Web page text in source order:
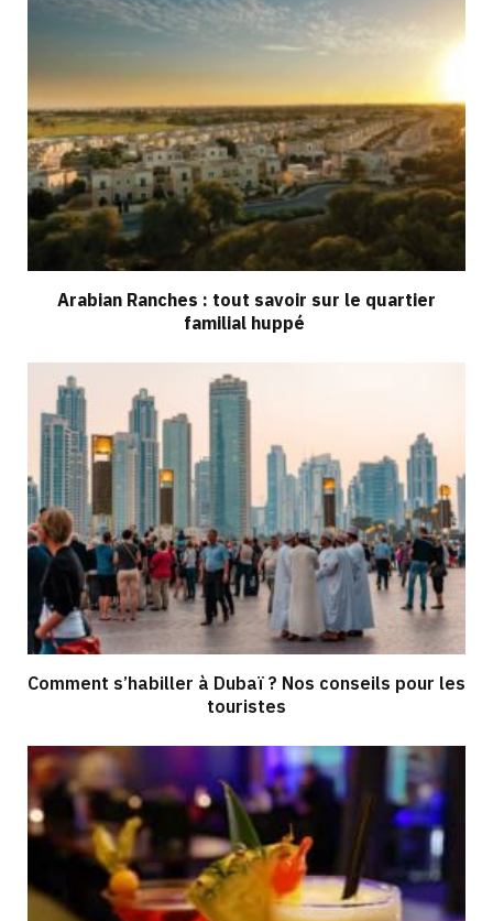
Arabian Ranches : tout savoir sur le quartier
familial huppé
Comment s’habiller à Dubaï ? Nos conseils pour les
touristes